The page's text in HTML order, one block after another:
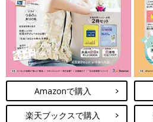
Amazonで購入
楽天ブックスで購入